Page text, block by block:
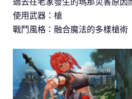
使用武器：槍
戰鬥風格：融合魔法的多樣槍術